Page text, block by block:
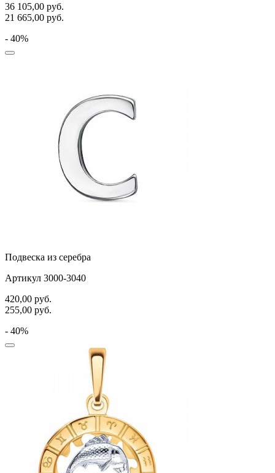
36 105,00 руб.
21 665,00 руб.
- 40%
Подвеска из серебра
Артикул 3000-3040
420,00 руб.
255,00 руб.
- 40%